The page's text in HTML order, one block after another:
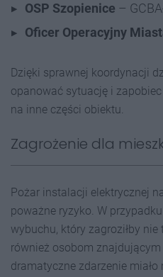
OSP Szopienice –
Oficer Operacyjny
Dzięki sprawnej koordynacji
opanować sytuację i
na inne części obiektu.
Zagrożenie dla
Pożar instalacji elektrycznej
poważne ryzyko. W
wybuchu, który zagroziłby
również osobom
dramatyczne zdarzenie miało